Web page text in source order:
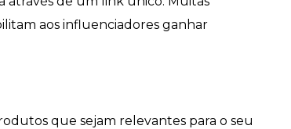
aos influenciadores ganhar
que sejam relevantes para o seu